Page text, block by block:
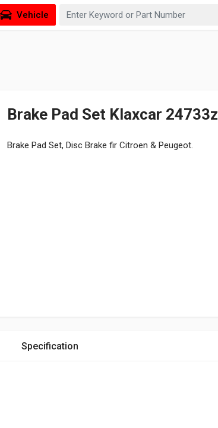
Vehicle
Brake Pad Set Klaxcar 24733z
Brake Pad Set, Disc Brake fir Citroen & Peugeot.
Specification